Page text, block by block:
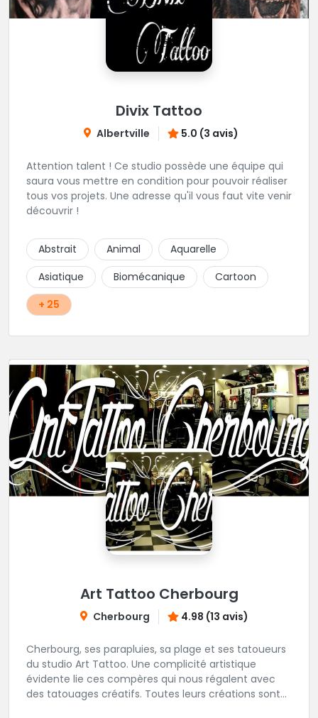
Divix Tattoo
Albertville 5.0 (3 avis)
Attention talent ! Ce studio possède une équipe qui
saura vous mettre en condition pour pouvoir réaliser
tous vos projets. Une adresse qu'il vous faut vite venir
découvrir !
Abstrait Animal
Aquarelle
Asiatique
Biomécanique
Cartoon
+ 25
Art Tattoo Cherbourg
Cherbourg 4.98 (13 avis)
Cherbourg, ses parapluies, sa plage et ses tatoueurs
du studio Art Tattoo. Une complicité artistique
évidente lie ces compères qui nous régalent avec
des tatouages créatifs. Toutes leurs créations sont